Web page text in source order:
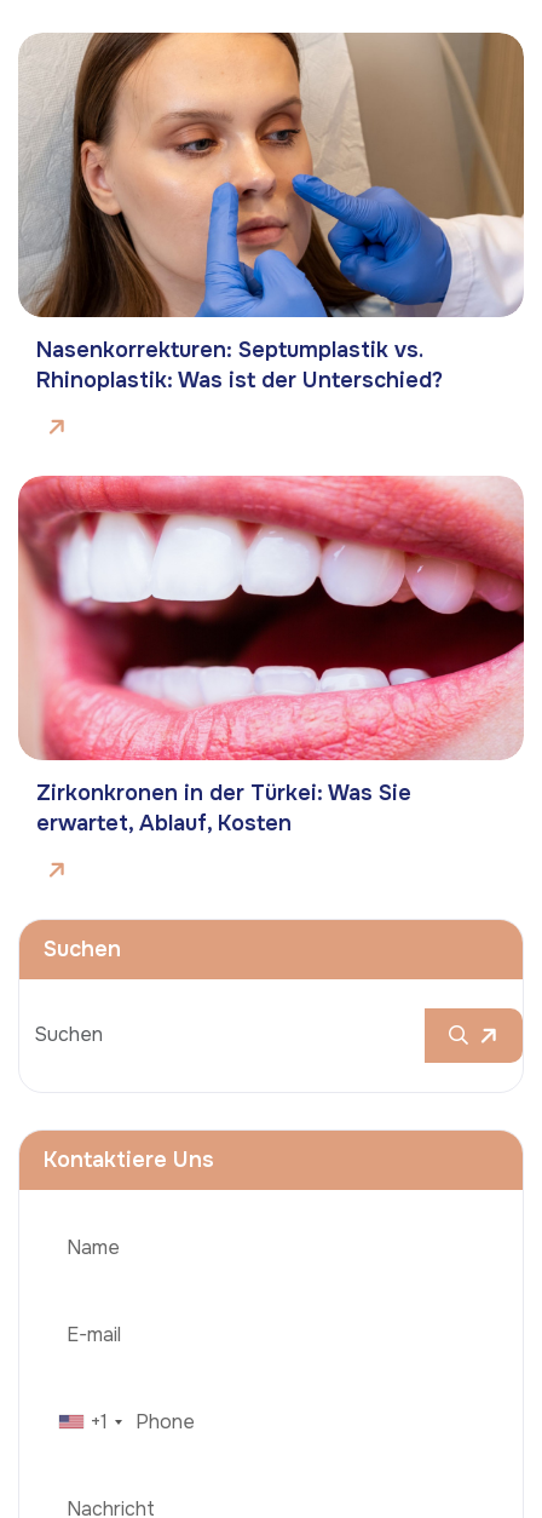
Nasenkorrekturen: Septumplastik vs.
Rhinoplastik: Was ist der Unterschied?
Zirkonkronen in der Türkei: Was Sie
erwartet, Ablauf, Kosten
Suchen
Kontaktiere Uns
+1